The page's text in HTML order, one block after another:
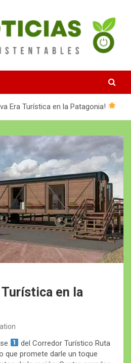
Era Turística en la Patagonia!
Turística en la
del Corredor Turístico Ruta
que promete darle un toque